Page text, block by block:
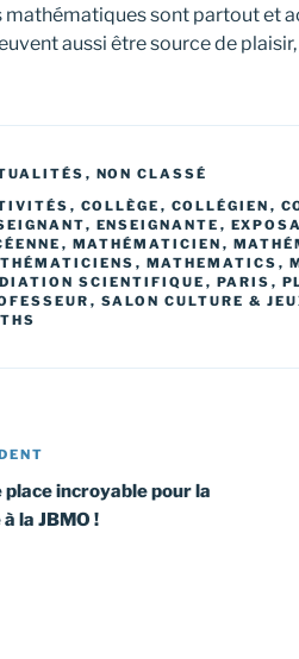
mathématiques sont partout et
aussi être source de
, NON CLASSÉ
, COLLÈGE , COLLÉGIEN ,
, ENSEIGNANTE ,
, MATHÉMATICIEN ,
, MATHEMATICS ,
SCIENTIFIQUE , PARIS ,
, SALON CULTURE &
place incroyable pour la
la JBMO !